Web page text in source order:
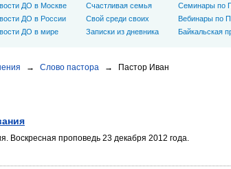
→ Слово пастора → Пастор Иван
Воскресная проповедь 23 декабря 2012 года.
ДО в Москве
ДО в России
ДО в мире
Счастливая семья
Свой среди своих
Записки из дневника
Семинары по
Вебинары по
Байкальская